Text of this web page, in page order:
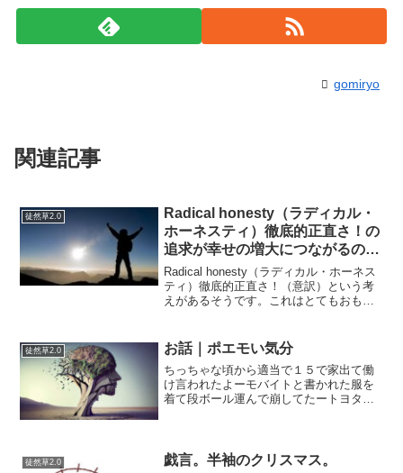
gomiryo
関連記事
徒然草2.0
Radical honesty（ラディカル・
ホーネスティ）徹底的正直さ！の
追求が幸せの増大につながるので
はないか？
Radical honesty（ラディカル・ホーネス
ティ）徹底的正直さ！（意訳）という考
えがあるそうです。これはとてもおもし
生きている…が、それは一種の「嘘」で
ある。嘘...
徒然草2.0 お話｜ポエモい気分
ちっちゃな頃から適当で１５で家出て働
け言われたよーモバイトと書かれた服を
着て段ボール運んで崩してたートヨタの
過ぎで行くあてもなく彷徨...
徒然草2.0 戯言。半袖のクリスマス。